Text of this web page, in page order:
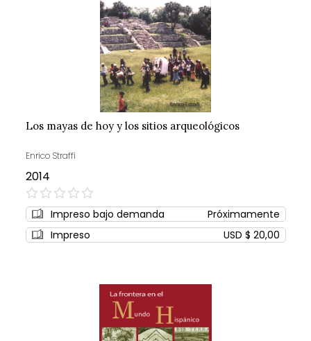
Los mayas de hoy y los sitios arqueológicos
Enrico Straffi
2014
0%
Impreso bajo demanda
Próximamente
Impreso
USD $ 20,00